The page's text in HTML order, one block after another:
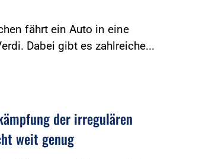
fährt ein Auto in eine
Dabei gibt es zahlreiche...
der irregulären
weit genug